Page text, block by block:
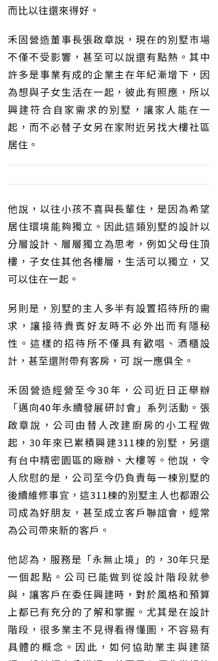
而比以往還來得好。
禾固營造董事長張啟章說，現在的別墅市場
不僅不受影響，甚至可以說還有點熱。其中
許多是事業有成的企業主在年紀漸增下，因
為想與子女生活在一起，彼此有照應，所以
興建符合自家需求的別墅，讓家人能在一
起，而不必替子女另在家附近另找大樓社區
居住。
他說，以往小孩不喜與長輩住，是因為希望
居住環境能夠獨立。因此這類別墅的設計以
分層設計、層層獨立為思考，例如父母住頂
樓，子女住其他各樓層，生活可以獨立，又
可以住在一起。
另則是，別墅的主人多半有設置招待所的需
求，讓接待貴賓好友時不必外出而有隱秘
性。這樣的招待所不僅具有歡唱、酒櫃設
計，甚至還附帶有客房，可 說一應俱全。
禾固營造經營至今30年，公司近日正舉辦
「邁向40年永續發展研討會」系列活動。張
啟章說，公司由替人改建廚房的小工程做
起，30年來已累積興建311棟的別墅，另還
有台中精密園區的廠辦、大樓等。他說，令
人欣慰的是，公司至今仍負責每一棟別墅的
後續維修事宜，這311棟的別墅主人也都跟公
司成為好朋友，甚至成立客戶聯誼會，經常
為公司帶來新的客戶。
他認為，服務是「永無止境」的，30年只是
一個起點。公司已能做到從設計階段就參
與，讓客戶在委任興建時，對於風格和預算
上都已有充分的了解和掌握。尤其是在設計
階段，很多業主不見得看得懂圖，不容易有
具體的概念。因此，如何協助業主與建築